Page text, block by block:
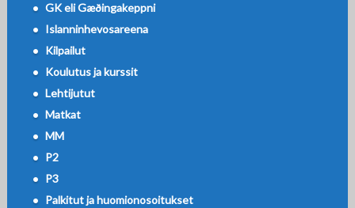
GK eli Gæðingakeppni
Islanninhevosareena
Kilpailut
Koulutus ja kurssit
Lehtijutut
Matkat
MM
P2
P3
Palkitut ja huomionosoitukset